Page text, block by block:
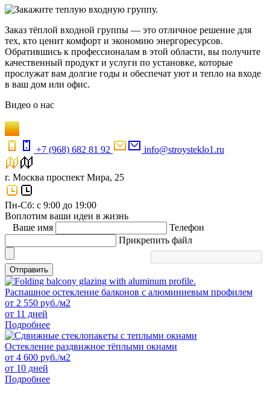
Заказ тёплой входной группы — это отличное решение для
тех, кто ценит комфорт и экономию энергоресурсов.
Обратившись к профессионалам в этой области, вы получите
качественный продукт и услуги по установке, которые
прослужат вам долгие годы и обеспечат уют и тепло на входе
в ваш дом или офис.
Видео о нас
+7 (968) 682 81 92 info@stroysteklo1.ru
г. Москва проспект Мира, 25
Пн-Сб: с 9:00 до 19:00
Воплотим ваши идеи в жизнь
Ваше имя
Телефон
Прикрепить файл
Отправить
Распашное остекление балконов с алюминиевым профилем
от 2 550 руб./м2
от 11 дней
Подробнее
Остекление раздвижное тёплыми окнами
от 4 600 руб./м2
от 10 дней
Подробнее